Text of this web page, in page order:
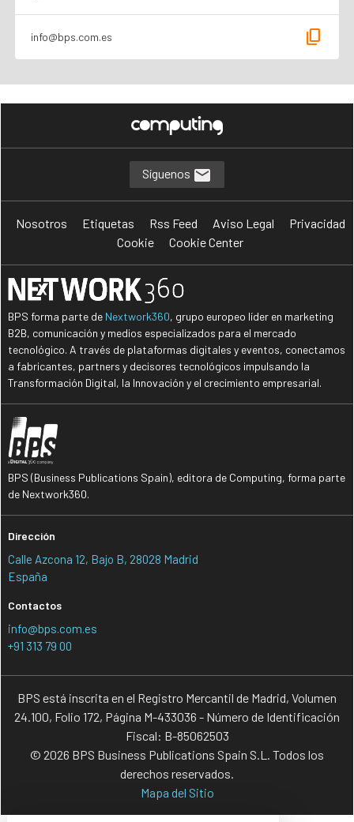
info@bps.com.es content_copy
Síguenos
Nosotros Etiquetas Rss Feed Aviso Legal
Privacidad
Cookie
Cookie Center
BPS forma parte de Nextwork360, grupo europeo líder en marketing
B2B, comunicación y medios especializados para el mercado
tecnológico. A través de plataformas digitales y eventos, conectamos
a fabricantes, partners y decisores tecnológicos impulsando la
Transformación Digital, la Innovación y el crecimiento empresarial.
BPS (Business Publications Spain), editora de Computing, forma parte
de Nextwork360.
Dirección
Calle Azcona 12, Bajo B, 28028 Madrid
España
Contactos
info@bps.com.es
+91 313 79 00
BPS está inscrita en el Registro Mercantil de Madrid, Volumen
24.100, Folio 172, Página M-433036 - Número de Identificación
Fiscal: B-85062503
© 2026 BPS Business Publications Spain S.L. Todos los
derechos reservados.
Mapa del Sitio